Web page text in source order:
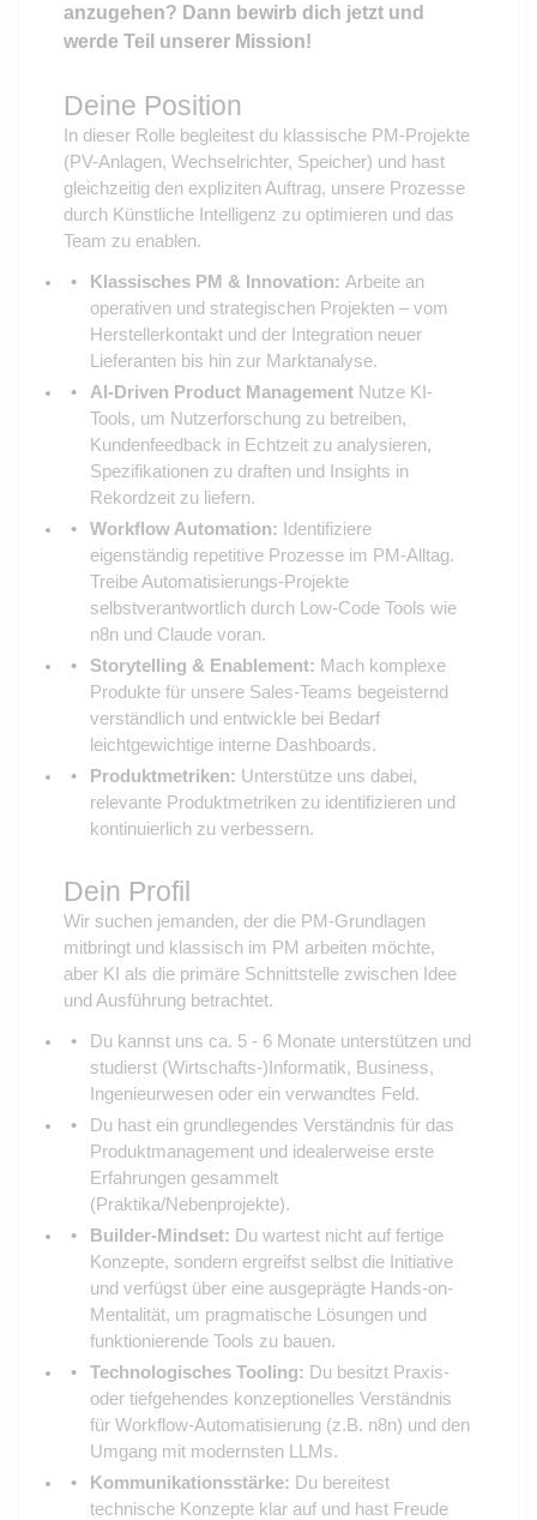
anzugehen? Dann bewirb dich jetzt und
werde Teil unserer Mission!
Deine Position
In dieser Rolle begleitest du klassische PM-Projekte
(PV-Anlagen, Wechselrichter, Speicher) und hast
gleichzeitig den expliziten Auftrag, unsere Prozesse
durch Künstliche Intelligenz zu optimieren und das
Team zu enablen.
Klassisches PM & Innovation: Arbeite an
operativen und strategischen Projekten – vom
Herstellerkontakt und der Integration neuer
Lieferanten bis hin zur Marktanalyse.
AI-Driven Product ManagementNutze KI-
Tools, um Nutzerforschung zu betreiben,
Kundenfeedback in Echtzeit zu analysieren,
Spezifikationen zu draften und Insights in
Rekordzeit zu liefern.
Workflow Automation: Identifiziere
eigenständig repetitive Prozesse im PM-Alltag.
Treibe Automatisierungs-Projekte
selbstverantwortlich durch Low-Code Tools wie
n8n und Claude voran.
Storytelling & Enablement: Mach komplexe
Produkte für unsere Sales-Teams begeisternd
verständlich und entwickle bei Bedarf
leichtgewichtige interne Dashboards.
Produktmetriken: Unterstütze uns dabei,
relevante Produktmetriken zu identifizieren und
kontinuierlich zu verbessern.
Dein Profil
Wir suchen jemanden, der die PM-Grundlagen
mitbringt und klassisch im PM arbeiten möchte,
aber KI als die primäre Schnittstelle zwischen Idee
und Ausführung betrachtet.
Du kannst uns ca. 5 - 6 Monate unterstützen und
studierst (Wirtschafts-)Informatik, Business,
Ingenieurwesen oder ein verwandtes Feld.
Du hast ein grundlegendes Verständnis für das
Produktmanagement und idealerweise erste
Erfahrungen gesammelt
(Praktika/Nebenprojekte).
Builder-Mindset: Du wartest nicht auf fertige
Konzepte, sondern ergreifst selbst die Initiative
und verfügst über eine ausgeprägte Hands-on-
Mentalität, um pragmatische Lösungen und
funktionierende Tools zu bauen.
Technologisches Tooling: Du besitzt Praxis-
oder tiefgehendes konzeptionelles Verständnis
für Workflow-Automatisierung (z.B. n8n) und den
Umgang mit modernsten LLMs.
Kommunikationsstärke: Du bereitest
technische Konzepte klar auf und hast Freude